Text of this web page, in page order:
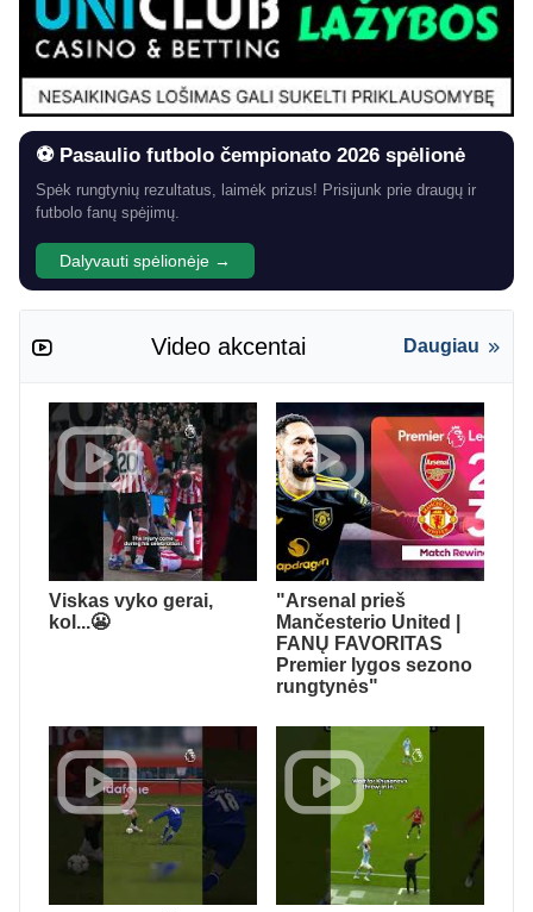
⚽ Pasaulio futbolo čempionato 2026 spėlionė
Spėk rungtynių rezultatus, laimėk prizus! Prisijunk prie draugų ir
futbolo fanų spėjimų.
Dalyvauti spėlionėje →
Video akcentai Daugiau
Viskas vyko gerai,
kol...😬
"Arsenal prieš
Mančesterio United |
FANŲ FAVORITAS
Premier lygos sezono
rungtynės"